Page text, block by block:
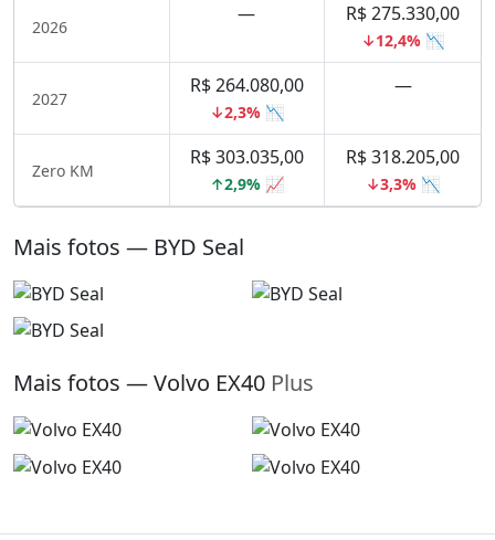
2026
— R$ 275.330,00
↓12,4% 📉
2027
R$ 264.080,00
↓2,3% 📉
—
Zero KM
R$ 303.035,00
↑2,9% 📈
R$ 318.205,00
↓3,3% 📉
Mais fotos — BYD Seal
Mais fotos — Volvo EX40 Plus